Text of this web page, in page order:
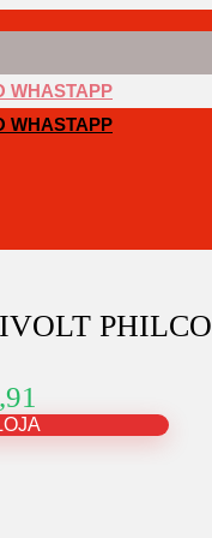
WHASTAPP
WHASTAPP
PHILCO